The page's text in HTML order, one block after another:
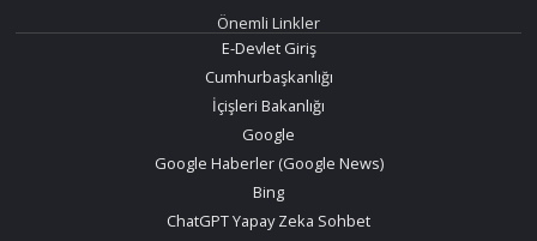
Önemli Linkler
E-Devlet Giriş
Cumhurbaşkanlığı
İçişleri Bakanlığı
Google
Google Haberler (Google News)
Bing
ChatGPT Yapay Zeka Sohbet